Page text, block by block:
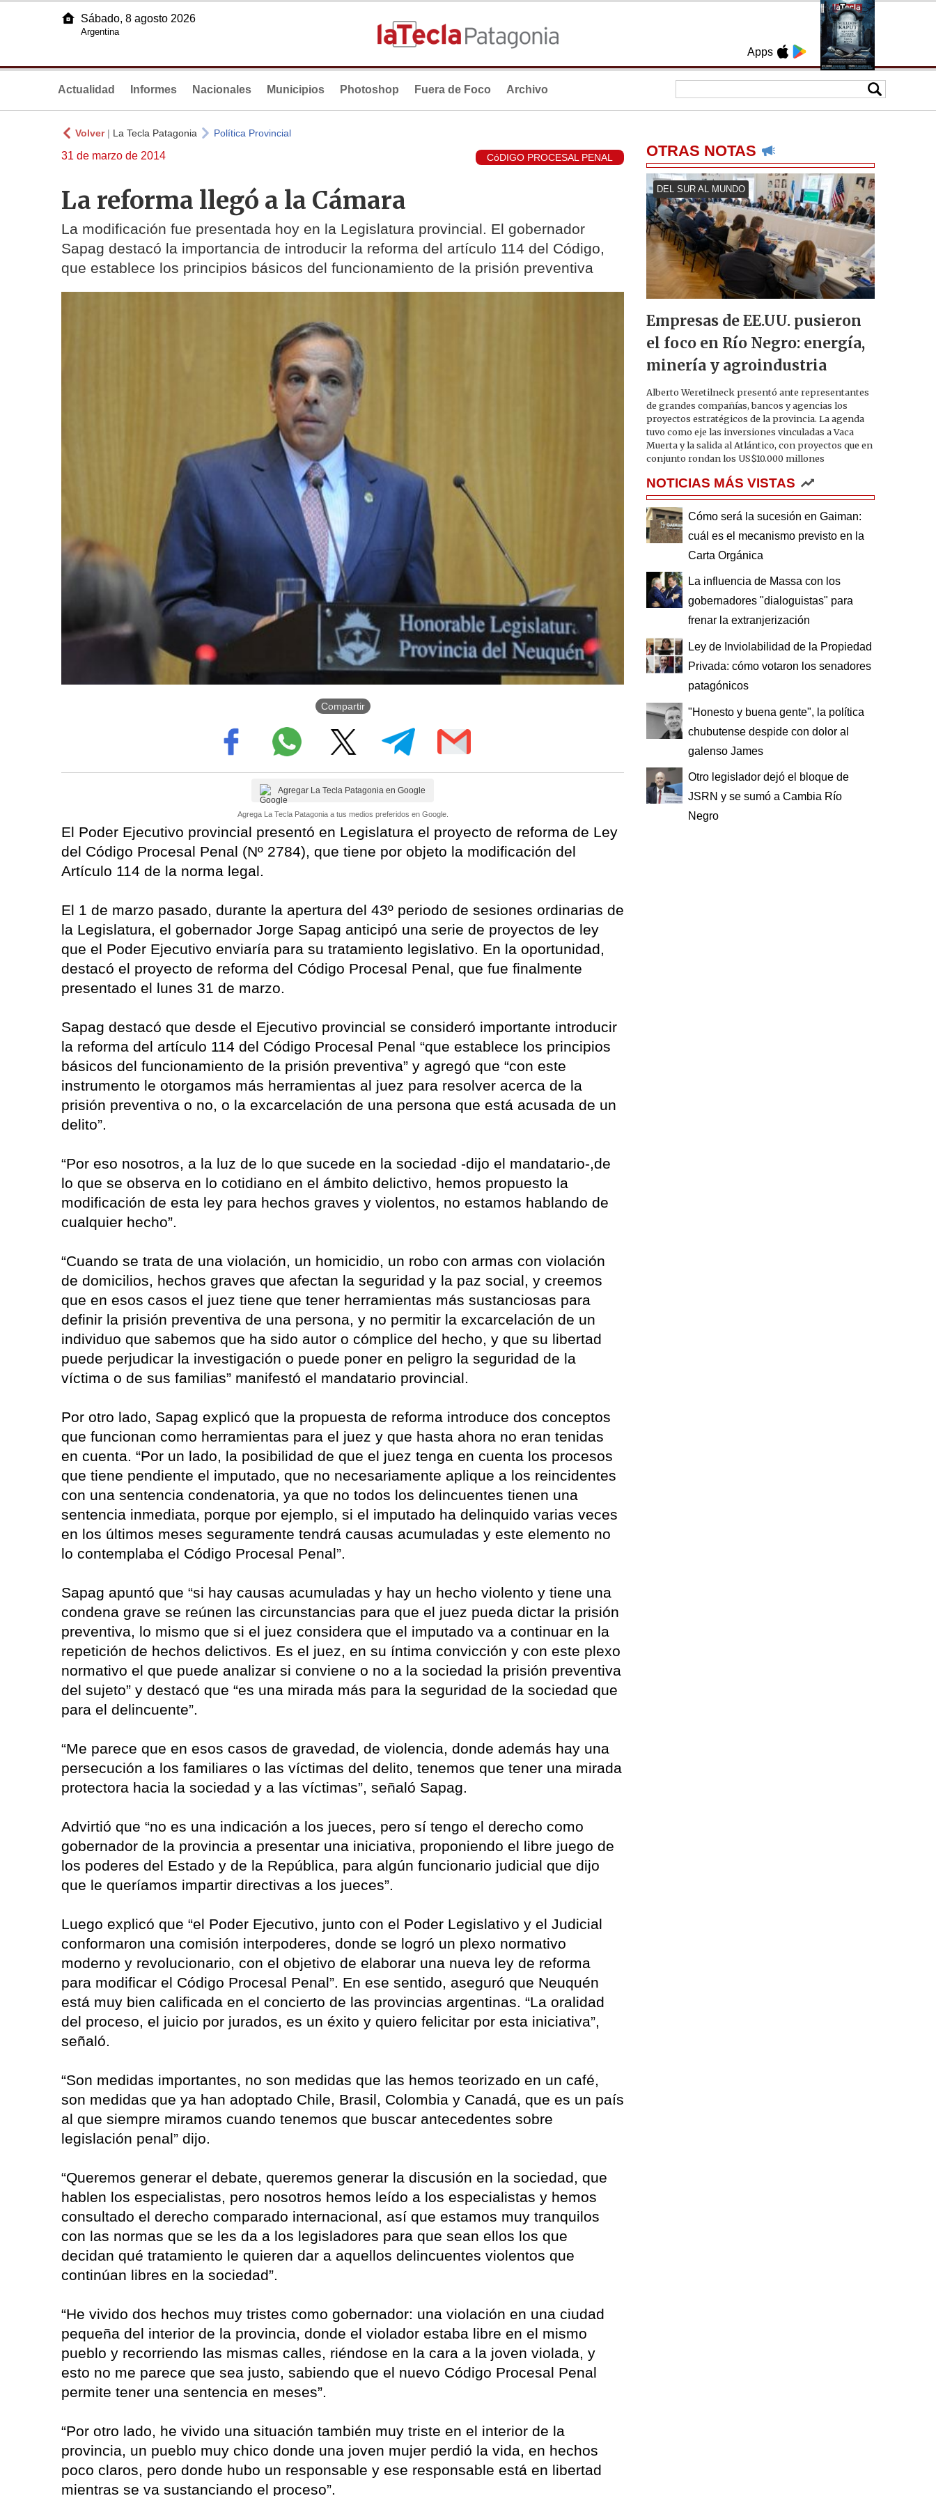
Apps
Sábado, 8 agosto 2026
Argentina
Actualidad Informes Nacionales Municipios Photoshop Fuera de Foco Archivo
Volver| La Tecla Patagonia Política Provincial
31 de marzo de 2014 CóDIGO PROCESAL PENAL
La reforma llegó a la Cámara
La modificación fue presentada hoy en la Legislatura provincial. El gobernador
Sapag destacó la importancia de introducir la reforma del artículo 114 del Código,
que establece los principios básicos del funcionamiento de la prisión preventiva
Compartir
Agregar La Tecla Patagonia en Google
Agrega La Tecla Patagonia a tus medios preferidos en Google.
El Poder Ejecutivo provincial presentó en Legislatura el proyecto de reforma de Ley
del Código Procesal Penal (Nº 2784), que tiene por objeto la modificación del
Artículo 114 de la norma legal.
El 1 de marzo pasado, durante la apertura del 43º periodo de sesiones ordinarias de
la Legislatura, el gobernador Jorge Sapag anticipó una serie de proyectos de ley
que el Poder Ejecutivo enviaría para su tratamiento legislativo. En la oportunidad,
destacó el proyecto de reforma del Código Procesal Penal, que fue finalmente
presentado el lunes 31 de marzo.
Sapag destacó que desde el Ejecutivo provincial se consideró importante introducir
la reforma del artículo 114 del Código Procesal Penal “que establece los principios
básicos del funcionamiento de la prisión preventiva” y agregó que “con este
instrumento le otorgamos más herramientas al juez para resolver acerca de la
prisión preventiva o no, o la excarcelación de una persona que está acusada de un
delito”.
“Por eso nosotros, a la luz de lo que sucede en la sociedad -dijo el mandatario-,de
lo que se observa en lo cotidiano en el ámbito delictivo, hemos propuesto la
modificación de esta ley para hechos graves y violentos, no estamos hablando de
cualquier hecho”.
“Cuando se trata de una violación, un homicidio, un robo con armas con violación
de domicilios, hechos graves que afectan la seguridad y la paz social, y creemos
que en esos casos el juez tiene que tener herramientas más sustanciosas para
definir la prisión preventiva de una persona, y no permitir la excarcelación de un
individuo que sabemos que ha sido autor o cómplice del hecho, y que su libertad
puede perjudicar la investigación o puede poner en peligro la seguridad de la
víctima o de sus familias” manifestó el mandatario provincial.
Por otro lado, Sapag explicó que la propuesta de reforma introduce dos conceptos
que funcionan como herramientas para el juez y que hasta ahora no eran tenidas
en cuenta. “Por un lado, la posibilidad de que el juez tenga en cuenta los procesos
que tiene pendiente el imputado, que no necesariamente aplique a los reincidentes
con una sentencia condenatoria, ya que no todos los delincuentes tienen una
sentencia inmediata, porque por ejemplo, si el imputado ha delinquido varias veces
en los últimos meses seguramente tendrá causas acumuladas y este elemento no
lo contemplaba el Código Procesal Penal”.
Sapag apuntó que “si hay causas acumuladas y hay un hecho violento y tiene una
condena grave se reúnen las circunstancias para que el juez pueda dictar la prisión
preventiva, lo mismo que si el juez considera que el imputado va a continuar en la
repetición de hechos delictivos. Es el juez, en su íntima convicción y con este plexo
normativo el que puede analizar si conviene o no a la sociedad la prisión preventiva
del sujeto” y destacó que “es una mirada más para la seguridad de la sociedad que
para el delincuente”.
“Me parece que en esos casos de gravedad, de violencia, donde además hay una
persecución a los familiares o las víctimas del delito, tenemos que tener una mirada
protectora hacia la sociedad y a las víctimas”, señaló Sapag.
Advirtió que “no es una indicación a los jueces, pero sí tengo el derecho como
gobernador de la provincia a presentar una iniciativa, proponiendo el libre juego de
los poderes del Estado y de la República, para algún funcionario judicial que dijo
que le queríamos impartir directivas a los jueces”.
Luego explicó que “el Poder Ejecutivo, junto con el Poder Legislativo y el Judicial
conformaron una comisión interpoderes, donde se logró un plexo normativo
moderno y revolucionario, con el objetivo de elaborar una nueva ley de reforma
para modificar el Código Procesal Penal”. En ese sentido, aseguró que Neuquén
está muy bien calificada en el concierto de las provincias argentinas. “La oralidad
del proceso, el juicio por jurados, es un éxito y quiero felicitar por esta iniciativa”,
señaló.
“Son medidas importantes, no son medidas que las hemos teorizado en un café,
son medidas que ya han adoptado Chile, Brasil, Colombia y Canadá, que es un país
al que siempre miramos cuando tenemos que buscar antecedentes sobre
legislación penal” dijo.
“Queremos generar el debate, queremos generar la discusión en la sociedad, que
hablen los especialistas, pero nosotros hemos leído a los especialistas y hemos
consultado el derecho comparado internacional, así que estamos muy tranquilos
con las normas que se les da a los legisladores para que sean ellos los que
decidan qué tratamiento le quieren dar a aquellos delincuentes violentos que
continúan libres en la sociedad”.
“He vivido dos hechos muy tristes como gobernador: una violación en una ciudad
pequeña del interior de la provincia, donde el violador estaba libre en el mismo
pueblo y recorriendo las mismas calles, riéndose en la cara a la joven violada, y
esto no me parece que sea justo, sabiendo que el nuevo Código Procesal Penal
permite tener una sentencia en meses”.
“Por otro lado, he vivido una situación también muy triste en el interior de la
provincia, un pueblo muy chico donde una joven mujer perdió la vida, en hechos
poco claros, pero donde hubo un responsable y ese responsable está en libertad
mientras se va sustanciando el proceso”.
OTRAS NOTAS
DEL SUR AL MUNDO
Empresas de EE.UU. pusieron
el foco en Río Negro: energía,
minería y agroindustria
Alberto Weretilneck presentó ante representantes
de grandes compañías, bancos y agencias los
proyectos estratégicos de la provincia. La agenda
tuvo como eje las inversiones vinculadas a Vaca
Muerta y la salida al Atlántico, con proyectos que en
conjunto rondan los US$10.000 millones
NOTICIAS MÁS VISTAS
Cómo será la sucesión en Gaiman:
cuál es el mecanismo previsto en la
Carta Orgánica
La influencia de Massa con los
gobernadores "dialoguistas" para
frenar la extranjerización
Ley de Inviolabilidad de la Propiedad
Privada: cómo votaron los senadores
patagónicos
"Honesto y buena gente", la política
chubutense despide con dolor al
galenso James
Otro legislador dejó el bloque de
JSRN y se sumó a Cambia Río
Negro